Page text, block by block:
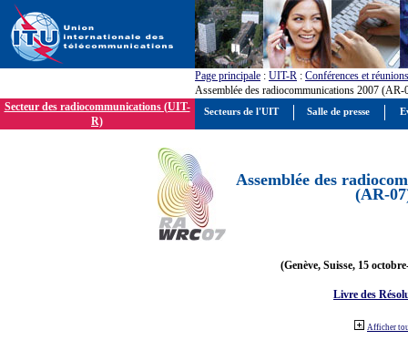
Page principale : UIT-R : Conférences et réunions
Assemblée des radiocommunications 2007 (AR-
Secteur des radiocommunications (UIT-
R)
Assemblée des
(AR-
(Genève, Suisse, 15
Livre des
Afficher
Secteurs de l'UIT Salle de presse